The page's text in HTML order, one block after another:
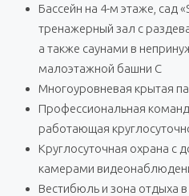
Бассейн на 4-м этаже, сад
тренажерный зал с
а также саунами в
малоэтажной башни C
Многоуровневая крытая
Профессиональная
работающая
Круглосуточная охрана с
камерами
Вестибюль и зона отдыха в